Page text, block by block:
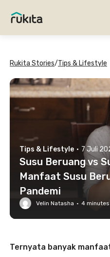
Rukita Stories/Tips & Lifestyle
Tips & Lifestyle · 7 Juli
Susu Beruang vs
Manfaat Susu
Pandemi
Velin Natasha · 4
Ternyata banyak